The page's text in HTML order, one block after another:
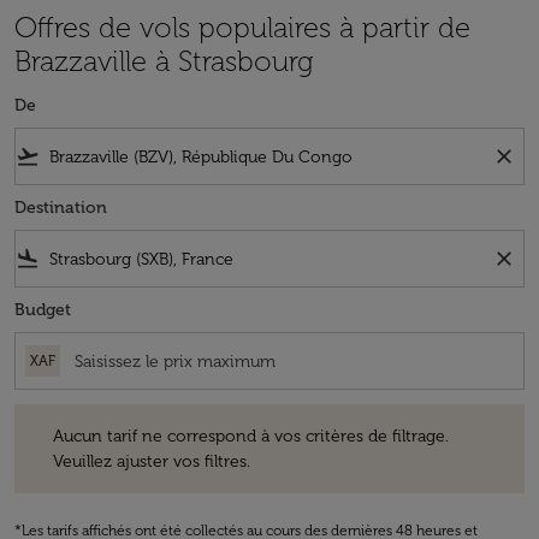
Offres de vols populaires à partir de
Brazzaville à Strasbourg
De
flight_takeoff close
Destination
flight_land close
Budget
XAF
Aucun tarif ne correspond à vos critères de filtrage.
Veuillez ajuster vos filtres.
*Les tarifs affichés ont été collectés au cours des dernières 48 heures et